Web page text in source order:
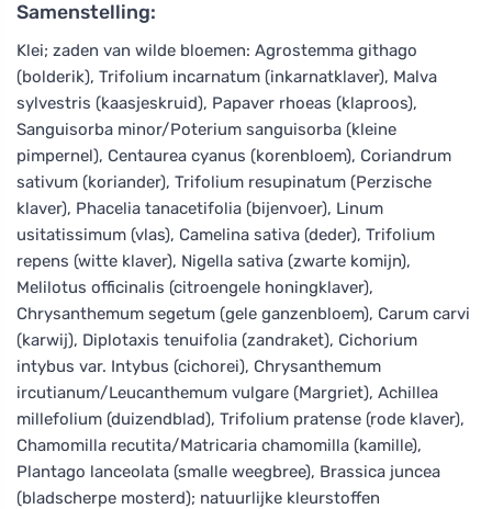
Samenstelling:
Klei; zaden van wilde bloemen: Agrostemma githago
(bolderik), Trifolium incarnatum (inkarnatklaver), Malva
sylvestris (kaasjeskruid), Papaver rhoeas (klaproos),
Sanguisorba minor/Poterium sanguisorba (kleine
pimpernel), Centaurea cyanus (korenbloem), Coriandrum
sativum (koriander), Trifolium resupinatum (Perzische
klaver), Phacelia tanacetifolia (bijenvoer), Linum
usitatissimum (vlas), Camelina sativa (deder), Trifolium
repens (witte klaver), Nigella sativa (zwarte komijn),
Melilotus officinalis (citroengele honingklaver),
Chrysanthemum segetum (gele ganzenbloem), Carum carvi
(karwij), Diplotaxis tenuifolia (zandraket), Cichorium
intybus var. Intybus (cichorei), Chrysanthemum
ircutianum/Leucanthemum vulgare (Margriet), Achillea
millefolium (duizendblad), Trifolium pratense (rode klaver),
Chamomilla recutita/Matricaria chamomilla (kamille),
Plantago lanceolata (smalle weegbree), Brassica juncea
(bladscherpe mosterd); natuurlijke kleurstoffen